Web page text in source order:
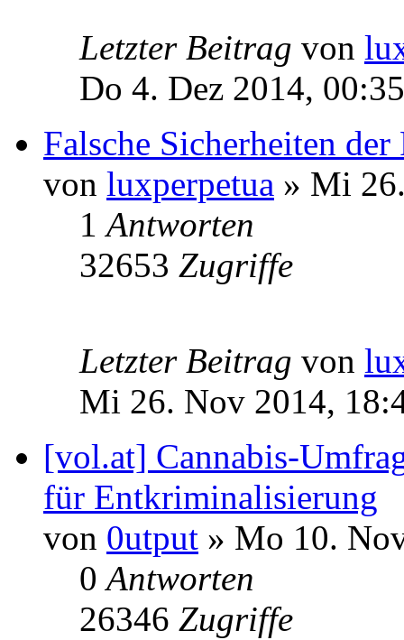
Letzter Beitrag von
Do 4. Dez 2014, 00:35
Falsche Sicherheiten
von luxperpetua » Mi
1Antworten
32653 Zugriffe
Letzter Beitrag von
Mi 26. Nov 2014,
[vol.at] Cannabis-
für Entkriminalisierung
von 0utput » Mo 10.
0Antworten
26346 Zugriffe